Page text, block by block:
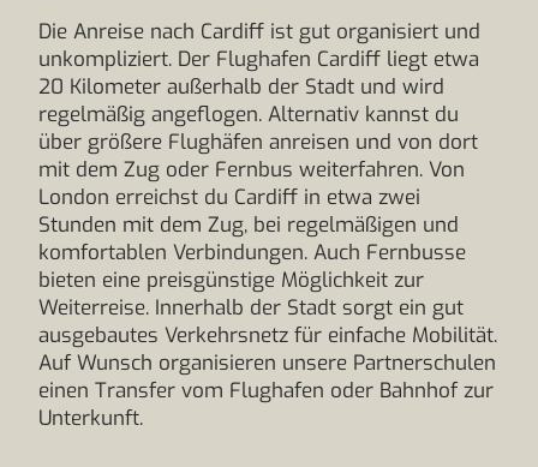
Die Anreise nach Cardiff ist gut organisiert und
unkompliziert. Der Flughafen Cardiff liegt etwa
20 Kilometer außerhalb der Stadt und wird
regelmäßig angeflogen. Alternativ kannst du
über größere Flughäfen anreisen und von dort
mit dem Zug oder Fernbus weiterfahren. Von
London erreichst du Cardiff in etwa zwei
Stunden mit dem Zug, bei regelmäßigen und
komfortablen Verbindungen. Auch Fernbusse
bieten eine preisgünstige Möglichkeit zur
Weiterreise. Innerhalb der Stadt sorgt ein gut
ausgebautes Verkehrsnetz für einfache Mobilität.
Auf Wunsch organisieren unsere Partnerschulen
einen Transfer vom Flughafen oder Bahnhof zur
Unterkunft.